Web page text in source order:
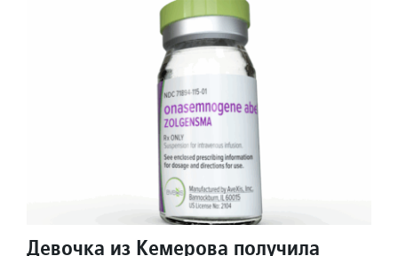
Девочка из Кемерова получила